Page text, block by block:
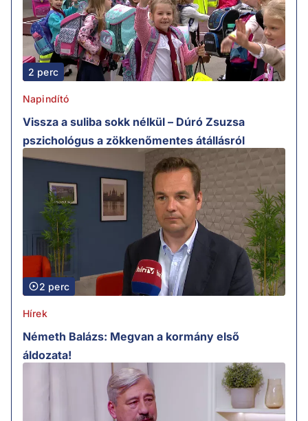
2 perc
Napindító
Vissza a suliba sokk nélkül – Dúró Zsuzsa
pszichológus a zökkenőmentes átállásról
2 perc
Hírek
Németh Balázs: Megvan a kormány első
áldozata!